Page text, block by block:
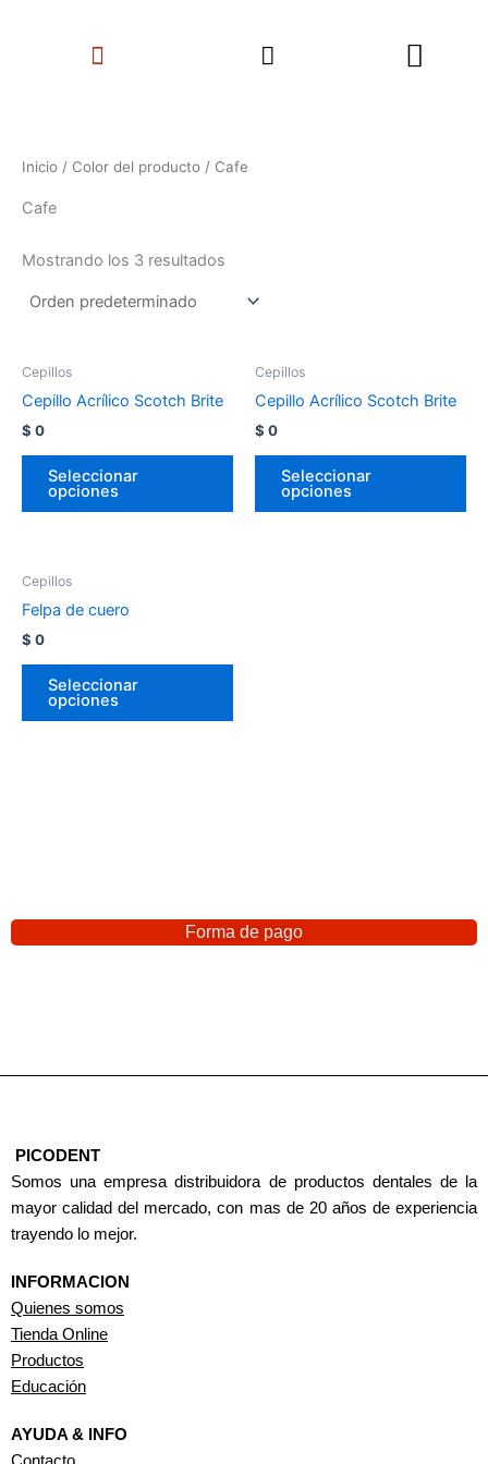
Menu Search
Inicio / Color del producto / Cafe
Cafe
Mostrando los 3 resultados
Cepillos
Cepillo Acrílico Scotch Brite
$ 0
Seleccionar
opciones
Cepillos
Cepillo Acrílico Scotch Brite
$ 0
Seleccionar
opciones
Cepillos
Felpa de cuero
$ 0
Seleccionar
opciones
Forma de pago
PICODENT
Somos una empresa distribuidora de productos dentales de la
mayor calidad del mercado, con mas de 20 años de experiencia
trayendo lo mejor.
INFORMACION
Quienes somos
Tienda Online
Productos
Educación
AYUDA & INFO